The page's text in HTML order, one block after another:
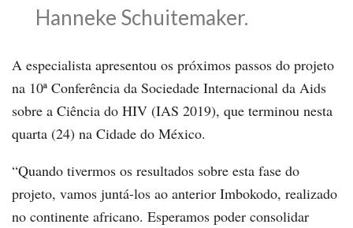
Hanneke Schuitemaker.
A especialista apresentou os próximos passos do projeto
na 10ª Conferência da Sociedade Internacional da Aids
sobre a Ciência do HIV (IAS 2019), que terminou nesta
quarta (24) na Cidade do México.
“Quando tivermos os resultados sobre esta fase do
projeto, vamos juntá-los ao anterior Imbokodo, realizado
no continente africano. Esperamos poder consolidar